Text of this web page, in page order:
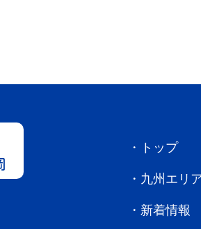
トップ
九州エリ
新着情報